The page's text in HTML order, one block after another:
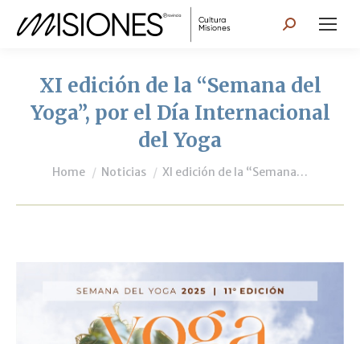
Search:
XI edición de la “Semana del
Yoga”, por el Día Internacional
del Yoga
You are here:
Home Noticias XI edición de la “Semana…